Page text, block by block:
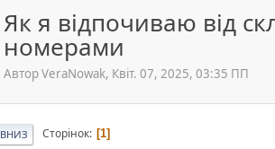
Як я відпочиваю від
номерами
Автор VeraNowak, Квіт. 07, 2025, 03:35 ПП
ВНИЗ Сторінок 1